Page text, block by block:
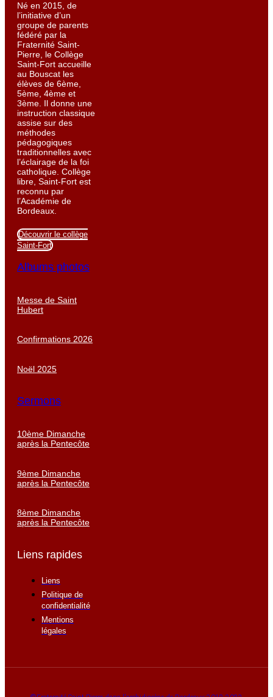
Né en 2015, de
l’initiative d’un
groupe de parents
fédéré par la
Fraternité Saint-
Pierre, le Collège
Saint-Fort accueille
au Bouscat les
élèves de 6ème,
5ème, 4ème et
3ème. Il donne une
instruction classique
assise sur des
méthodes
pédagogiques
traditionnelles avec
l’éclairage de la foi
catholique. Collège
libre, Saint-Fort est
reconnu par
l’Académie de
Bordeaux.
Découvrir le collège
Saint-Fort
Albums photos
Messe de Saint
Hubert
Confirmations 2026
Noël 2025
Sermons
10ème Dimanche
après la Pentecôte
9ème Dimanche
après la Pentecôte
8ème Dimanche
après la Pentecôte
Liens rapides
Liens
Politique de
confidentialité
Mentions
légales